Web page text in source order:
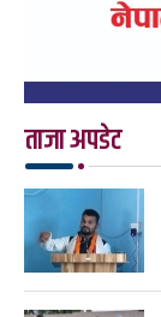
ताजा अपडेट